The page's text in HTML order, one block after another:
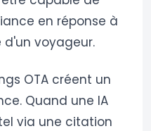
en réponse à
voyageur.
OTA créent un
Quand une IA
via une citation